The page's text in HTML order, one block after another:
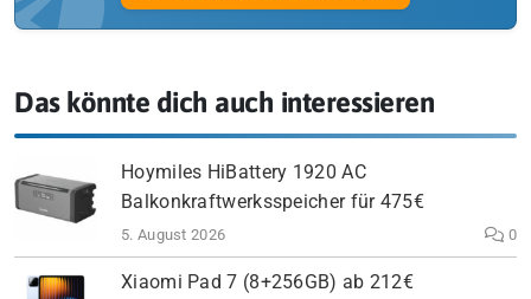
Das könnte dich auch interessieren
Hoymiles HiBattery 1920 AC
Balkonkraftwerksspeicher für 475€
5. August 2026 0
Xiaomi Pad 7 (8+256GB) ab 212€